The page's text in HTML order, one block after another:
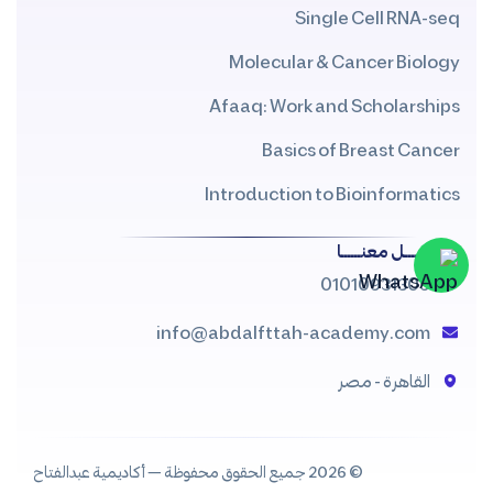
Single Cell RNA-seq
Molecular & Cancer Biology
Afaaq: Work and Scholarships
Basics of Breast Cancer
Introduction to Bioinformatics
تواصــــــل معنــــــا
01010931309
info@abdalfttah-academy.com
القاهرة - مصر
© 2026 جميع الحقوق محفوظة — أكاديمية عبدالفتاح